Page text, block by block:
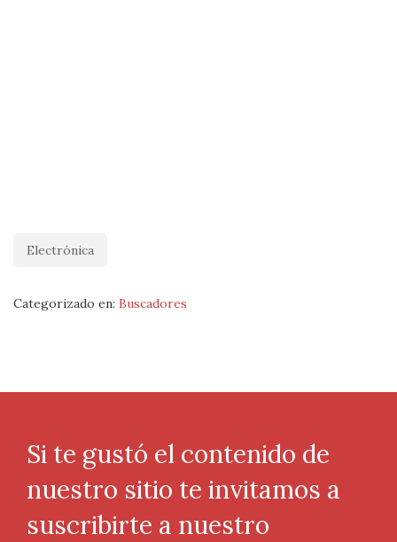
Electrónica
Categorizado en: Buscadores
Si te gustó el contenido de
nuestro sitio te invitamos a
suscribirte a nuestro